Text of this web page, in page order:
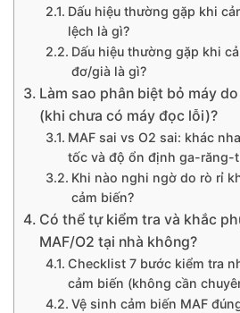
Dấu hiệu thường gặp khi
lệch là gì?
Dấu hiệu thường gặp khi
đơ/già là gì?
Làm sao phân biệt bỏ máy
(khi chưa có máy đọc lỗi)?
MAF sai vs O2 sai: khác
tốc và độ ổn định ga-răng-
Khi nào nghi ngờ do rò rỉ
cảm biến?
Có thể tự kiểm tra và khắc
MAF/O2 tại nhà không?
Checklist 7 bước kiểm tra
cảm biến (không cần
Vệ sinh cảm biến MAF